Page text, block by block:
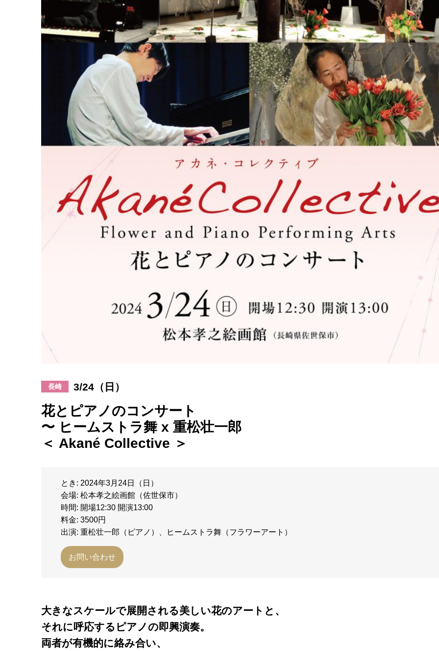
長崎 3/24（日）
花とピアノのコンサート
〜 ヒームストラ舞 x 重松壮一郎
＜ Akané Collective ＞
とき: 2024年3月24日（日）
会場: 松本孝之絵画館（佐世保市）
時間: 開場12:30 開演13:00
料金: 3500円
出演: 重松壮一郎（ピアノ）、ヒームストラ舞（フラワーアート）
お問い合わせ
大きなスケールで展開される美しい花のアートと、
それに呼応するピアノの即興演奏。
両者が有機的に絡み合い、